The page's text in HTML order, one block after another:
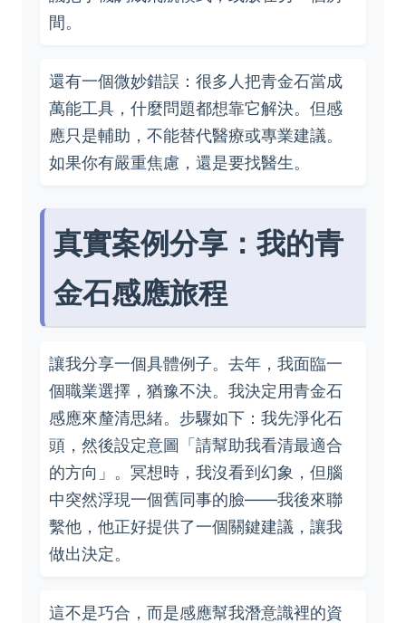
間。
還有一個微妙錯誤：很多人把青金石當成
萬能工具，什麼問題都想靠它解決。但感
應只是輔助，不能替代醫療或專業建議。
如果你有嚴重焦慮，還是要找醫生。
真實案例分享：我的青
金石感應旅程
讓我分享一個具體例子。去年，我面臨一
個職業選擇，猶豫不決。我決定用青金石
感應來釐清思緒。步驟如下：我先淨化石
頭，然後設定意圖「請幫助我看清最適合
的方向」。冥想時，我沒看到幻象，但腦
中突然浮現一個舊同事的臉——我後來聯
繫他，他正好提供了一個關鍵建議，讓我
做出決定。
這不是巧合，而是感應幫我潛意識裡的資